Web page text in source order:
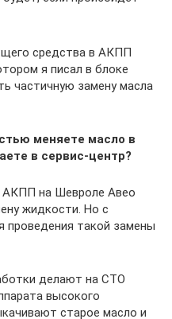
средства в АКПП
я писал в блоке
частичную замену масла
меняете масло в
в сервис-центр?
АКПП на Шевроле Авео
жидкости. Но с
проведения такой замены
делают на СТО
высокого
старое масло и